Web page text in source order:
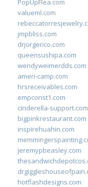
PopUpFlea.com
valueml.com
jmpbliss.com
drjorgerico.com
queensushipa.com
wendyweimerdds.com
ameri-camp.com
hrsreceivables.com
empconst1.com
cinderella-support.com
bigpinkrestaurant.com
inspirehuahin.com
jeremypbeasley.com
hotflashdesigns.com